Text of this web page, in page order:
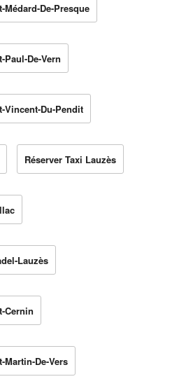
Médard-De-Presque
Paul-De-Vern
Vincent-Du-Pendit
Réserver Taxi Lauzès
Lauzès
Cernin
Martin-De-Vers